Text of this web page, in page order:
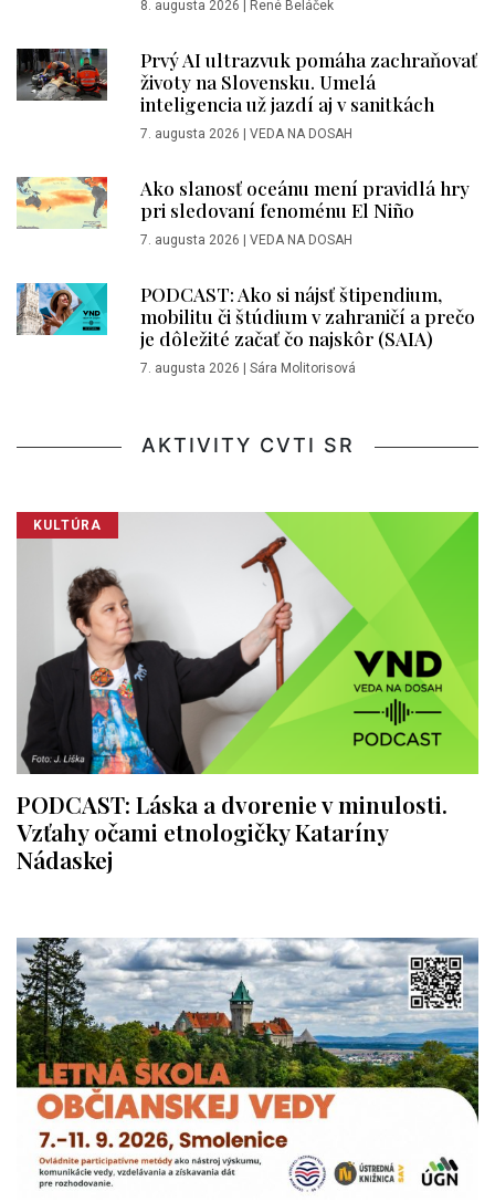
8. augusta 2026 René Beláček
Prvý AI ultrazvuk pomáha zachraňovať
životy na Slovensku. Umelá
inteligencia už jazdí aj v sanitkách
7. augusta 2026 VEDA NA DOSAH
Ako slanosť oceánu mení pravidlá hry
pri sledovaní fenoménu El Niño
7. augusta 2026 VEDA NA DOSAH
PODCAST: Ako si nájsť štipendium,
mobilitu či štúdium v zahraničí a prečo
je dôležité začať čo najskôr (SAIA)
7. augusta 2026 Sára Molitorisová
AKTIVITY CVTI SR
KULTÚRA
PODCAST: Láska a dvorenie v minulosti.
Vzťahy očami etnologičky Kataríny
Nádaskej